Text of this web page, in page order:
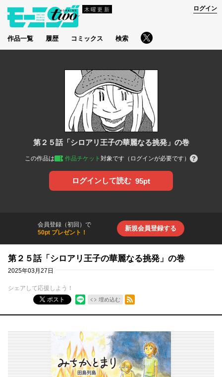
木曜更新
作品一覧 履歴 コミックス 検索
ログイン
第２５話「シロアリ王子の華麗なる挑発」の巻
この作品は 作品チケット 対象です（ログインが必要です）
ログインして読む 95pt
会員登録（初回）で
50pt プレゼント！
新規会員登録する
第２５話「シロアリ王子の華麗なる挑発」の巻
2025年03月27日
シェアして応援しよう！
ポスト
埋め込む
RSSフィード